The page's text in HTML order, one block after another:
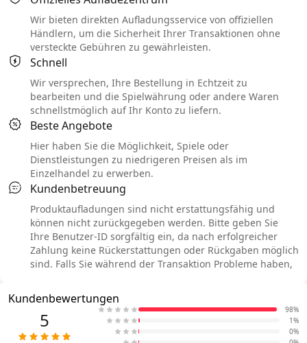
Wir bieten direkten Aufladungsservice von offiziellen
Händlern, um die Sicherheit Ihrer Transaktionen ohne
versteckte Gebühren zu gewährleisten.
Schnell
Wir versprechen, Ihre Bestellung in Echtzeit zu
bearbeiten und die Spielwährung oder andere Waren
schnellstmöglich auf Ihr Konto zu liefern.
Beste Angebote
Hier haben Sie die Möglichkeit, Spiele oder
Dienstleistungen zu niedrigeren Preisen als im
Einzelhandel zu erwerben.
Kundenbetreuung
Produktaufladungen sind nicht erstattungsfähig und
können nicht zurückgegeben werden. Bitte geben Sie
Ihre Benutzer-ID sorgfältig ein, da nach erfolgreicher
Zahlung keine Rückerstattungen oder Rückgaben möglich
sind. Falls Sie während der Transaktion Probleme haben,
Kundenbewertungen
5
98%
1%
0%